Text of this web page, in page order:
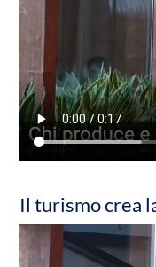
Il turismo crea